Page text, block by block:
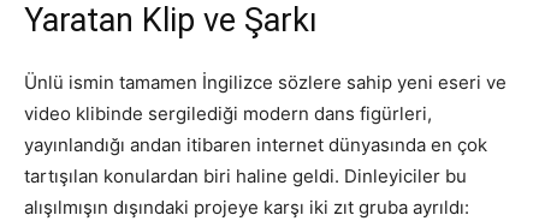
Yaratan Klip ve Şarkı
Ünlü ismin tamamen İngilizce sözlere sahip yeni eseri ve
video klibinde sergilediği modern dans figürleri,
yayınlandığı andan itibaren internet dünyasında en çok
tartışılan konulardan biri haline geldi. Dinleyiciler bu
alışılmışın dışındaki projeye karşı iki zıt gruba ayrıldı: